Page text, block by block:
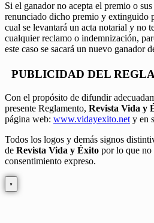
Si el ganador no acepta el premio o
renunciado dicho premio y extinguido
cual se levantará un acta notarial y no
cualquier reclamo o indemnización,
este caso se sacará un nuevo ganador
PUBLICIDAD DEL
Con el propósito de difundir
presente Reglamento, Revista Vida y
página web: www.vidayexito.net y en
Todos los logos y demás signos
de Revista Vida y Éxito por lo que no
consentimiento expreso.
×